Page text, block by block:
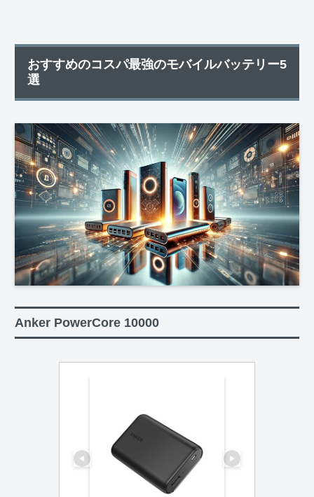
おすすめのコスパ最強のモバイルバッテリー5
選
Anker PowerCore 10000